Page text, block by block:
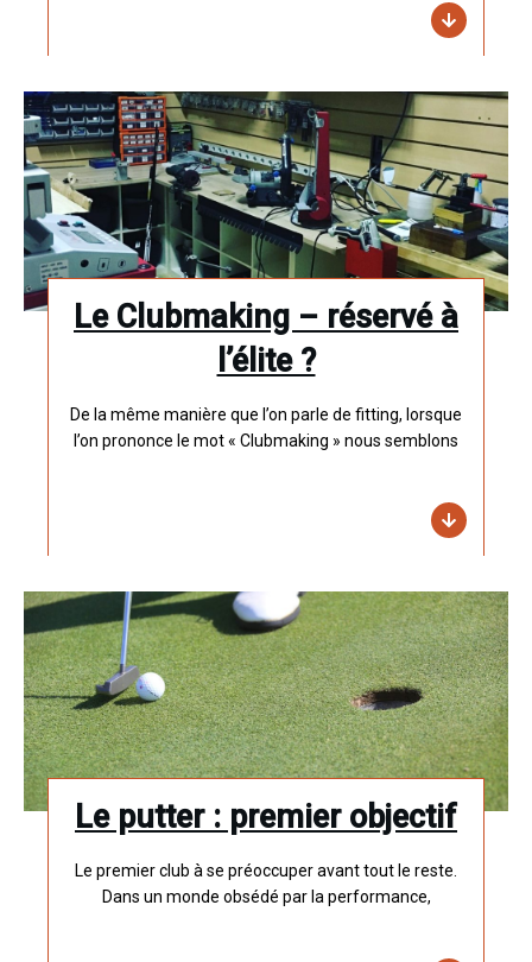
Le Clubmaking – réservé à
l’élite ?
De la même manière que l’on parle de fitting, lorsque
l’on prononce le mot « Clubmaking » nous semblons
Le putter : premier objectif
Le premier club à se préoccuper avant tout le reste.
Dans un monde obsédé par la performance,